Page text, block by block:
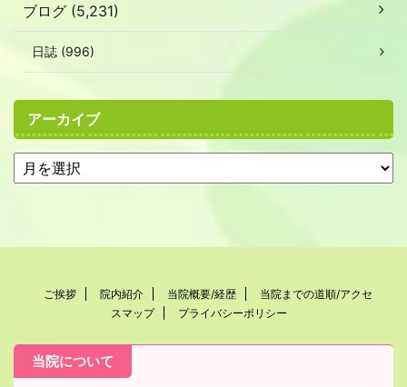
ブログ (5,231)
日誌 (996)
アーカイブ
ご挨拶 院内紹介 当院概要/経歴
当院までの道順/アクセ
スマップ
プライバシーポリシー
当院について